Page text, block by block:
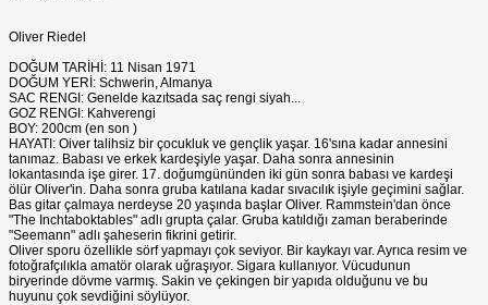
Oliver Riedel
DOĞUM TARİHİ: 11 Nisan 1971
DOĞUM YERİ: Schwerin, Almanya
SAC RENGI: Genelde kazıtsada saç rengi siyah...
GOZ RENGI: Kahverengi
BOY: 200cm (en son )
HAYATI: Oiver talihsiz bir çocukluk ve gençlik yaşar. 16'sına kadar annesini
tanımaz. Babası ve erkek kardeşiyle yaşar. Daha sonra annesinin
lokantasında işe girer. 17. doğumgününden iki gün sonra babası ve kardeşi
ölür Oliver'in. Daha sonra gruba katılana kadar sıvacılık işiyle geçimini sağlar.
Bas gitar çalmaya nerdeyse 20 yaşında başlar Oliver. Rammstein'dan önce
"The Inchtaboktables" adlı grupta çalar. Gruba katıldığı zaman beraberinde
"Seemann" adlı şaheserin fikrini getirir.
Oliver sporu özellikle sörf yapmayı çok seviyor. Bir kaykayı var. Ayrıca resim ve
fotoğrafçılıkla amatör olarak uğraşıyor. Sigara kullanıyor. Vücudunun
biryerinde dövme varmış. Sakin ve çekingen bir yapıda olduğunu ve bu
huyunu çok sevdiğini söylüyor.